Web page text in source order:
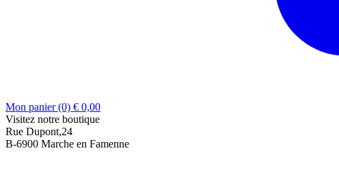
Mon panier (0) € 0,00
Visitez notre boutique
Rue Dupont,24
B-6900 Marche en Famenne